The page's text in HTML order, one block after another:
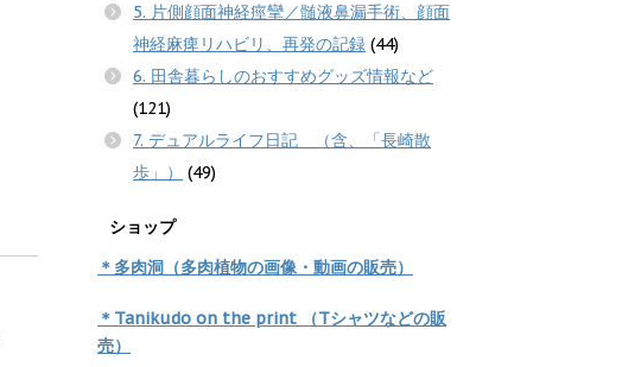
5. 片側顔面神経痙攣／髄液鼻漏手術、顔面
神経麻痺リハビリ、再発の記録 (44)
6. 田舎暮らしのおすすめグッズ情報など
(121)
7. デュアルライフ日記 （含、「長崎散
歩」）
(49)
ショップ
＊多肉洞（多肉植物の画像・動画の販売）
＊Tanikudo on the print （Tシャツなどの販
売）